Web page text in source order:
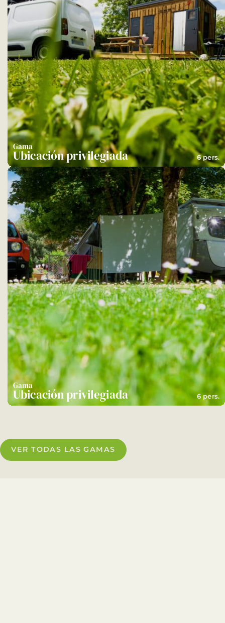
Gama
Ubicación privilegiada 6 pers.
Gama
Ubicación privilegiada 6 pers.
VER TODAS LAS GAMAS